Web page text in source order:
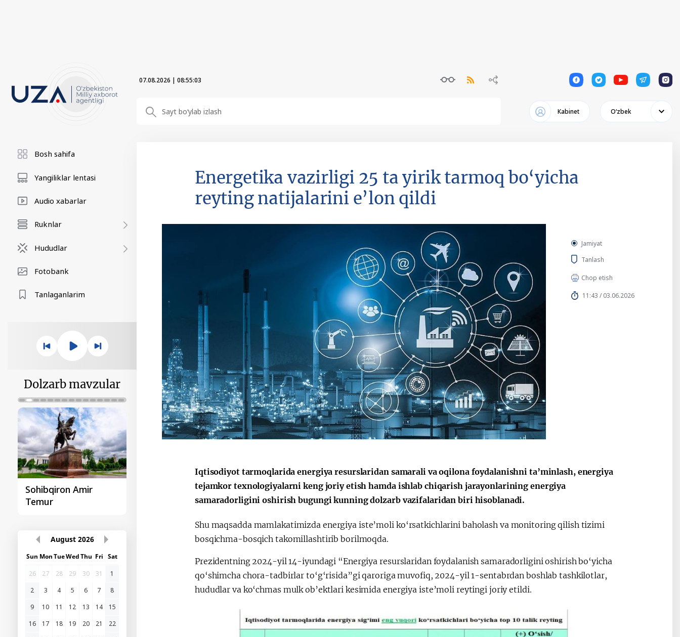
07.08.2026 | 08:55:04 1 1 1 1 1
Кabinet Oʻzbek
Bosh sahifa
Yangiliklar lentasi
Audio xabarlar
Ruknlar
Hududlar
Fotobank
Tanlaganlarim
Dolzarb mavzular
Sohibqiron Amir
Temur
O‘zbekiston va
Paragvay hamkorligi
Huquqiy targʻibot
O‘zbekiston va
Yaponiya hamkorligi
Oʻzbekiston va
Pokiston hamkorligi
August 2026
Sun MonTueWedThu Fri Sat
26
27 28 29 30 31
1
2
3 4 5 6 7
8
9
10 11 12 13 14
15
16
17 18 19 20 21
22
Energetika vazirligi 25 ta yirik tarmoq bo‘yicha
reyting natijalarini e’lon qildi
Jamiyat
Tanlash
Chop etish
11:43 / 03.06.2026
Iqtisodiyot tarmoqlarida energiya resurslaridan samarali va oqilona foydalanishni ta’minlash, energiya
tejamkor texnologiyalarni keng joriy etish hamda ishlab chiqarish jarayonlarining energiya
samaradorligini oshirish bugungi kunning dolzarb vazifalaridan biri hisoblanadi.
Shu maqsadda mamlakatimizda energiya iste’moli ko‘rsatkichlarini baholash va monitoring qilish tizimi
bosqichma-bosqich takomillashtirib borilmoqda.
Prezidentning 2024-yil 14-iyundagi “Energiya resurslaridan foydalanish samaradorligini oshirish bo‘yicha
qo‘shimcha chora-tadbirlar to‘g‘risida”gi qaroriga muvofiq, 2024-yil 1-sentabrdan boshlab tashkilotlar,
hududlar va ko‘chmas mulk ob’ektlari kesimida energiya iste’moli reytingi joriy etildi.